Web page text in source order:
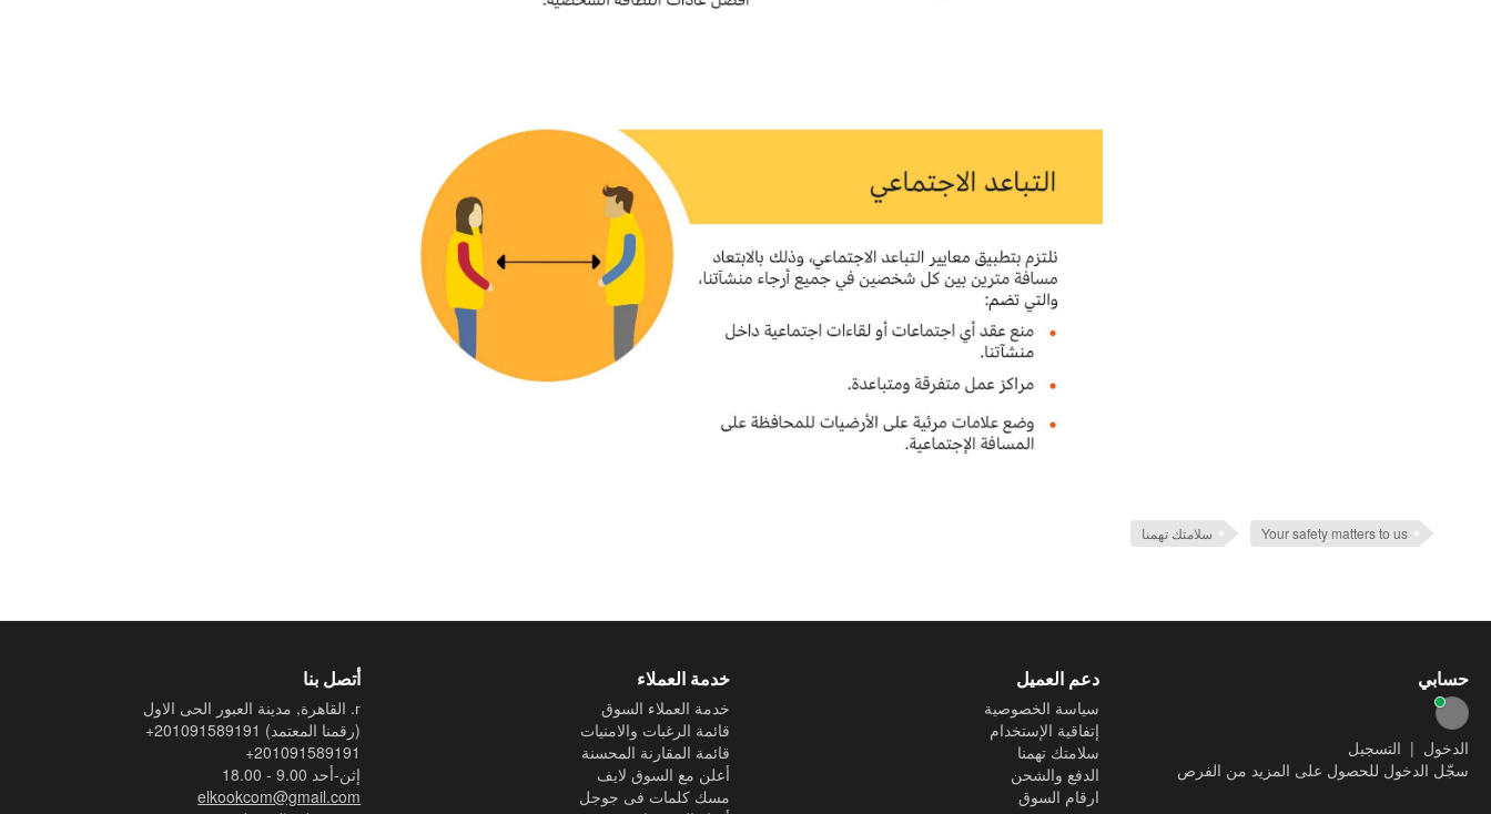
Your safety matters to us سلامتك تهمنا
حسابي
الدخول | التسجيل
سجّل الدخول للحصول على المزيد من الفرص
دعم العميل
سياسة الخصوصية
إتفاقية الإستخدام
سلامتك تهمنا
الدفع والشحن
ارقام السوق
خدمة العملاء
خدمة العملاء السوق
قائمة الرغبات والامنيات
قائمة المقارنة المحسنة
أعلن مع السوق لايف
مسك كلمات فى جوجل
أتصل بنا
г. القاهرة, مدينة العبور الحى الاول
+201091589191
(رقمنا المعتمد)
+201091589191
إثن-أحد 9.00 - 18.00
elkookcom@gmail.com